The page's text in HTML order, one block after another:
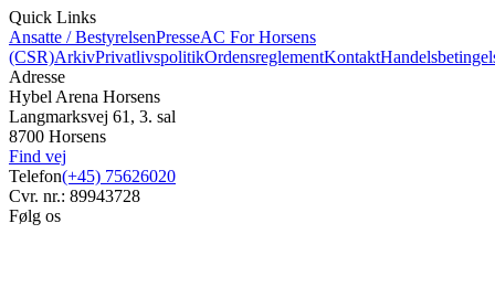
Quick Links
Ansatte / BestyrelsenPresseAC For Horsens
(CSR)ArkivPrivatlivspolitikOrdensreglementKontakt
Adresse
Hybel Arena Horsens
Langmarksvej 61, 3. sal
8700 Horsens
Find vej
Telefon(+45) 75626020
Cvr. nr.: 89943728
Følg os